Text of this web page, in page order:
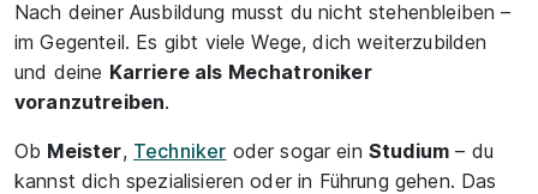
Nach deiner Ausbildung musst du nicht stehenbleiben –
im Gegenteil. Es gibt viele Wege, dich weiterzubilden
und deine Karriere als Mechatroniker
voranzutreiben.
Ob Meister, Techniker oder sogar ein Studium – du
kannst dich spezialisieren oder in Führung gehen. Das